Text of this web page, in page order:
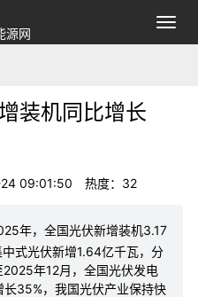
切
换
源网
装机同比增长
09:01:50 热度： 32
年，全国光伏新增装机3.17
式光伏新增1.64亿千瓦，分
年12月，全国光伏发电
35%，我国光伏产业保持快